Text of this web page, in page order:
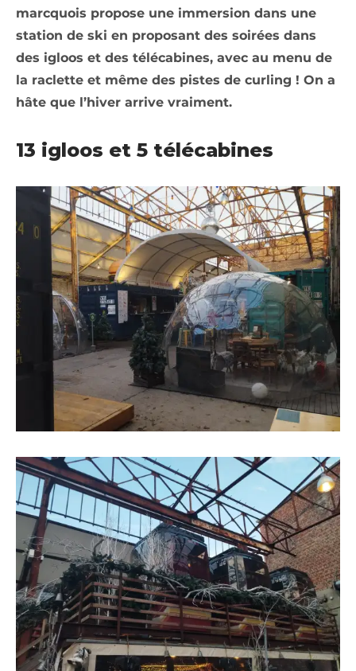
marcquois propose une immersion dans une
station de ski en proposant des soirées dans
des igloos et des télécabines, avec au menu de
la raclette et même des pistes de curling ! On a
hâte que l’hiver arrive vraiment.
13 igloos et 5 télécabines